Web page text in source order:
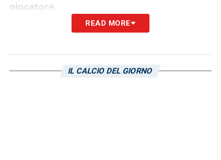
giocatore.
Questa valutazione, molto alta, riflette il
Fiorentina
, l’affare si preannuncia
READ MORE
IL CALCIO DEL GIORNO